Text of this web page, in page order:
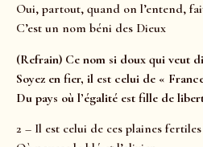
Oui, partout, quand on l’entend,
C’est un nom béni des Dieux
(Refrain) Ce nom si doux qui veut
Soyez en fier, il est celui de «
Du pays où l’égalité est fille de
2 – Il est celui de ces plaines fertiles